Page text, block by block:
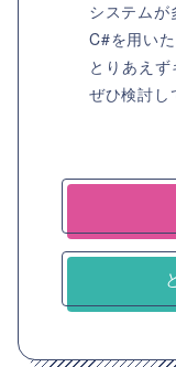
システムが
C#を用い
とりあえ
ぜひ検討し